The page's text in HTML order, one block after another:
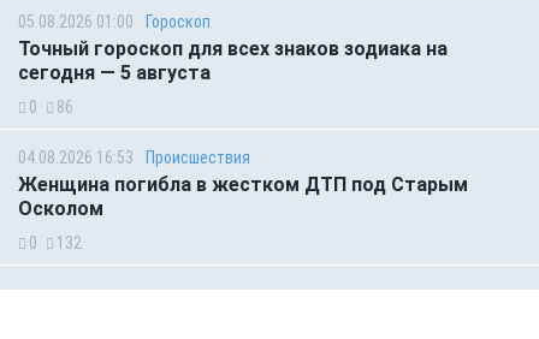
05.08.2026 01:00 Гороскоп
Точный гороскоп для всех знаков зодиака на
сегодня — 5 августа
0 86
04.08.2026 16:53 Происшествия
Женщина погибла в жестком ДТП под Старым
Осколом
0 132